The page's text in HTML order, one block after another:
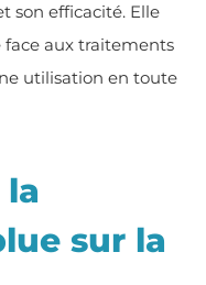
son efficacité. Elle
aux traitements
utilisation en toute
sur la